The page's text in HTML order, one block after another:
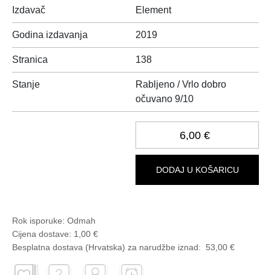
Izdavač Element
Godina izdavanja 2019
Stranica 138
Stanje
Rabljeno / Vrlo dobro
očuvano 9/10
6,00 €
DODAJ U KOŠARICU
Rok isporuke: Odmah
Cijena dostave: 1,00 €
Besplatna dostava (Hrvatska) za narudžbe iznad: 53,00 €